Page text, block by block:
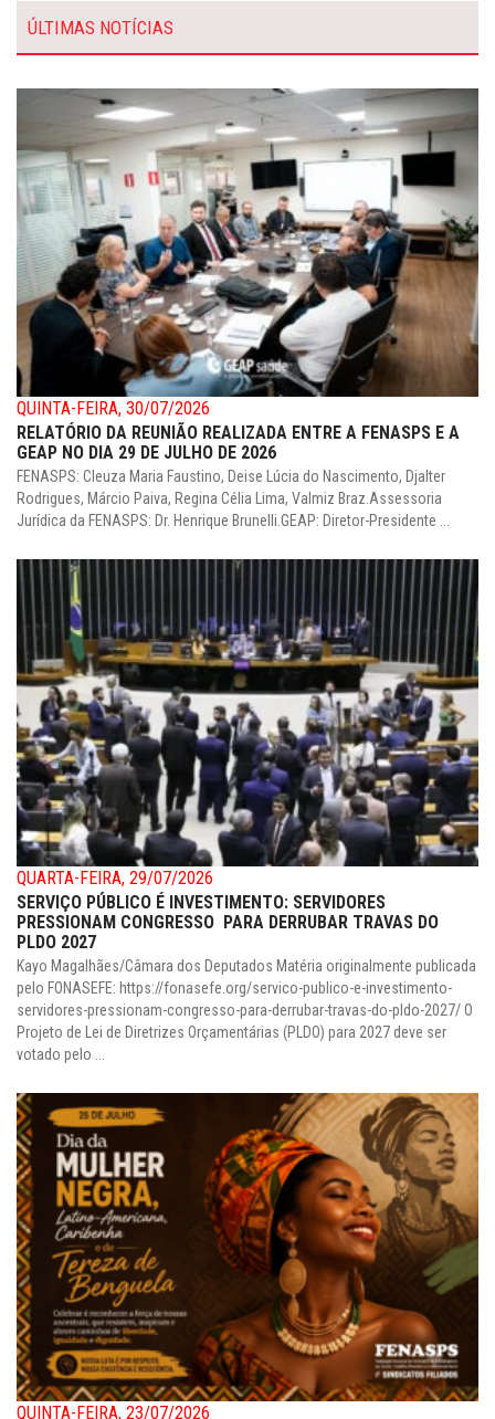
ÚLTIMAS NOTÍCIAS
QUINTA-FEIRA, 30/07/2026
RELATÓRIO DA REUNIÃO REALIZADA ENTRE A FENASPS E A
GEAP NO DIA 29 DE JULHO DE 2026
FENASPS: Cleuza Maria Faustino, Deise Lúcia do Nascimento, Djalter
Rodrigues, Márcio Paiva, Regina Célia Lima, Valmiz Braz.Assessoria
Jurídica da FENASPS: Dr. Henrique Brunelli.GEAP: Diretor-Presidente ...
QUARTA-FEIRA, 29/07/2026
SERVIÇO PÚBLICO É INVESTIMENTO: SERVIDORES
PRESSIONAM CONGRESSO PARA DERRUBAR TRAVAS DO
PLDO 2027
Kayo Magalhães/Câmara dos Deputados Matéria originalmente publicada
pelo FONASEFE: https://fonasefe.org/servico-publico-e-investimento-
servidores-pressionam-congresso-para-derrubar-travas-do-pldo-2027/ O
Projeto de Lei de Diretrizes Orçamentárias (PLDO) para 2027 deve ser
votado pelo ...
QUINTA-FEIRA, 23/07/2026